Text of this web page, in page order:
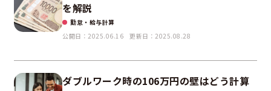
を解説
勤怠・給与計算
公開日：2025.06.16
更新日：2025.08.28
ダブルワーク時の106万円の壁はどう計算